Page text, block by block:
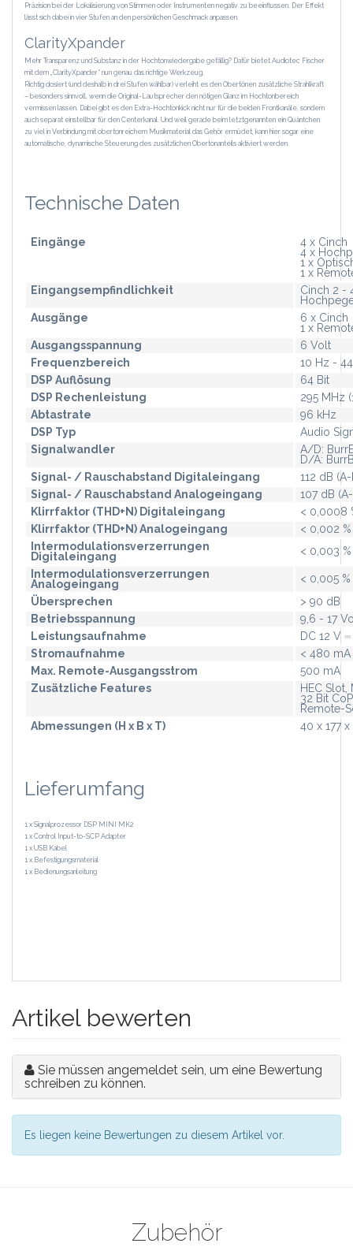
Präzision bei der Lokalisierung von Stimmen oder Instrumenten negativ zu beeinflussen. Der Effekt
lässt sich dabei in vier Stufen an den persönlichen Geschmack anpassen.
ClarityXpander
Mehr Transparenz und Substanz in der Hochtonwiedergabe gefällig? Dafür bietet Audiotec Fischer
mit dem „ClarityXpander“ nun genau das richtige Werkzeug.
Richtig dosiert (und deshalb in drei Stufen wählbar) verleiht es den Obertönen zusätzliche Strahlkraft
– besonders sinnvoll, wenn die Original-Lautsprecher den nötigen Glanz im Hochtonbereich
vermissen lassen. Dabei gibt es den Extra-Hochtonkick nicht nur für die beiden Frontkanäle, sondern
auch separat einstellbar für den Centerkanal. Und weil gerade beim letztgenannten ein Quäntchen
zu viel in Verbindung mit obertonreichem Musikmaterial das Gehör ermüdet, kann hier sogar eine
automatische, dynamische Steuerung des zusätzlichen Obertonanteils aktiviert werden.
Technische Daten
Eingänge
4 x Cinch
4 x
1 x
1 x
Eingangsempfindlichkeit
Cinch 2 -
Ausgänge
6 x Cinch
1 x
Ausgangsspannung
6 Volt
Frequenzbereich
10 Hz -
DSP Auflösung
64 Bit
DSP Rechenleistung
295 MHz
Abtastrate
96 kHz
DSP Typ
Audio
Signalwandler
A/D:
D/A:
Signal- / Rauschabstand Digitaleingang
112 dB
Signal- / Rauschabstand Analogeingang
107 dB
Klirrfaktor (THD+N) Digitaleingang
< 0,0008
Klirrfaktor (THD+N) Analogeingang
< 0,002 %
Intermodulationsverzerrungen
Digitaleingang
< 0,003 %
Intermodulationsverzerrungen
Analogeingang
< 0,005 %
Übersprechen
> 90 dB
Betriebsspannung
9,6 - 17
Leistungsaufnahme
DC 12 V
Stromaufnahme
< 480 mA
Max. Remote-Ausgangsstrom
500 mA
Zusätzliche Features
HEC Slot,
32 Bit
Remote-
Abmessungen (H x B x T)
40 x 177
Lieferumfang
1 x Signalprozessor DSP MINI MK2
1 x Control Input-to-SCP Adapter
1 x USB Kabel
1 x Befestigungsmaterial
1 x Bedienungsanleitung
Artikel bewerten
Sie müssen angemeldet sein, um eine Bewertung
schreiben zu können.
Es liegen keine Bewertungen zu diesem Artikel vor.
Zubehör